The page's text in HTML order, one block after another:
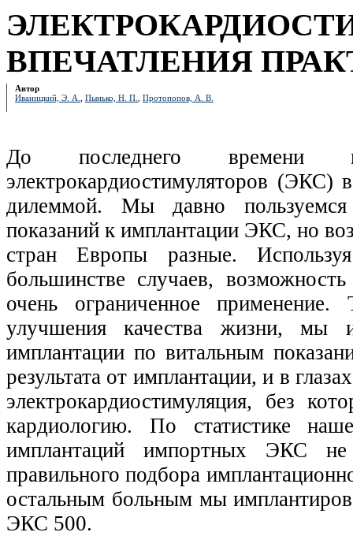
ВПЕЧАТЛЕНИЯ
Автор
Иваницкий, Э. А.
Пынько, Н. П. Протопопов, А. В.
До последнего времени
электрокардиостимуляторов (ЭКС)
дилеммой. Мы давно
показаний к имплантации ЭКС, но
стран Европы разные.
большинстве случаев,
очень ограниченное
улучшения качества жизни, мы
имплантации по витальным
результата от имплантации, и в
электрокардиостимуляция, без
кардиологию. По статистике
имплантаций импортных ЭКС
правильного подбора
остальным больным мы
ЭКС 500.